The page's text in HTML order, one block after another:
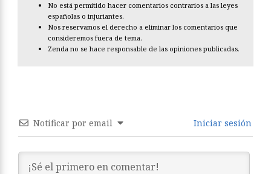
No está permitido hacer comentarios contrarios a las leyes
españolas o injuriantes.
Nos reservamos el derecho a eliminar los comentarios que
consideremos fuera de tema.
Zenda no se hace responsable de las opiniones publicadas.
Notificar por email Iniciar sesión